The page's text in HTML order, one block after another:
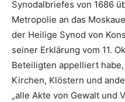
Synodalbriefes von 1686
Metropolie an das
der Heilige Synod von
seiner Erklärung vom 11.
Beteiligten appelliert
Kirchen, Klöstern und
„alle Akte von Gewalt und